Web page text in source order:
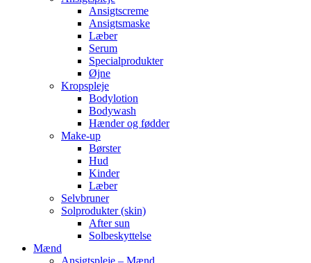
Ansigtscreme
Ansigtsmaske
Læber
Serum
Specialprodukter
Øjne
Kropspleje
Bodylotion
Bodywash
Hænder og fødder
Make-up
Børster
Hud
Kinder
Læber
Selvbruner
Solprodukter (skin)
After sun
Solbeskyttelse
Mænd
Ansigtspleje – Mænd